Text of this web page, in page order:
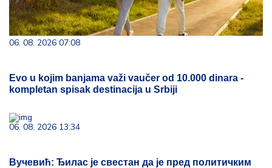
06. 08. 2026 07:08
Evo u kojim banjama važi vaučer od 10.000 dinara -
kompletan spisak destinacija u Srbiji
06. 08. 2026 13:34
Вучевић: Ђилас је свестан да је пред политичким